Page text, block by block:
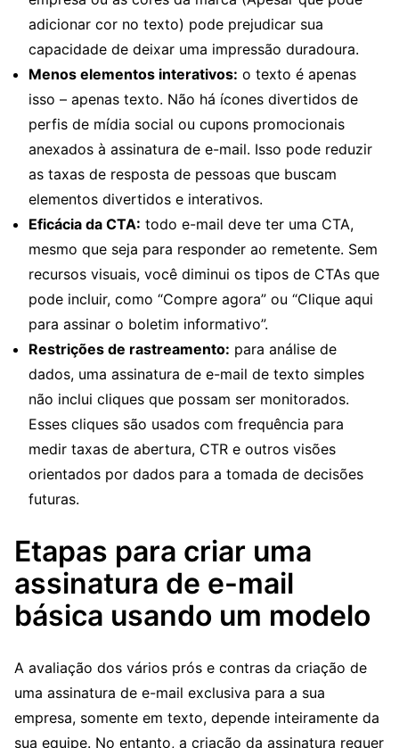
adicionar cor no texto) pode prejudicar sua
capacidade de deixar uma impressão duradoura.
Menos elementos interativos: o texto é apenas
isso – apenas texto. Não há ícones divertidos de
perfis de mídia social ou cupons promocionais
anexados à assinatura de e-mail. Isso pode reduzir
as taxas de resposta de pessoas que buscam
elementos divertidos e interativos.
Eficácia da CTA: todo e-mail deve ter uma CTA,
mesmo que seja para responder ao remetente. Sem
recursos visuais, você diminui os tipos de CTAs que
pode incluir, como “Compre agora” ou “Clique aqui
para assinar o boletim informativo”.
Restrições de rastreamento: para análise de
dados, uma assinatura de e-mail de texto simples
não inclui cliques que possam ser monitorados.
Esses cliques são usados com frequência para
medir taxas de abertura, CTR e outros visões
orientados por dados para a tomada de decisões
futuras.
Etapas para criar uma
assinatura de e-mail
básica usando um modelo
A avaliação dos vários prós e contras da criação de
uma assinatura de e-mail exclusiva para a sua
empresa, somente em texto, depende inteiramente da
sua equipe. No entanto, a criação da assinatura requer